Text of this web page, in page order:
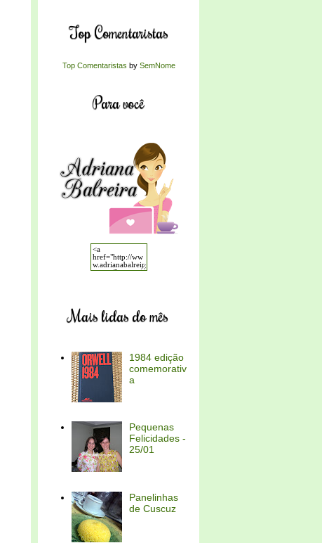
Top Comentaristas
Top Comentaristas by SemNome
Para você
Mais lidas do mês
1984 edição
comemorativ
a
Pequenas
Felicidades -
25/01
Panelinhas
de Cuscuz